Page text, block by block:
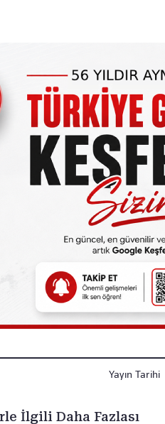
Yayın Tarihi
İlgili Daha Fazlası